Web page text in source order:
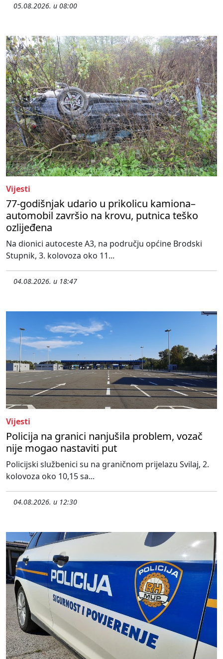
05.08.2026. u 08:00
Vijesti
77-godišnjak udario u prikolicu kamiona–
automobil završio na krovu, putnica teško
ozlijeđena
Na dionici autoceste A3, na području općine Brodski
Stupnik, 3. kolovoza oko 11...
04.08.2026. u 18:47
Vijesti
Policija na granici nanjušila problem, vozač
nije mogao nastaviti put
Policijski službenici su na graničnom prijelazu Svilaj, 2.
kolovoza oko 10,15 sa...
04.08.2026. u 12:30